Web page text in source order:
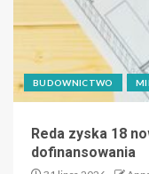
BUDOWNICTWO
Reda zyska 18
dofinansowania